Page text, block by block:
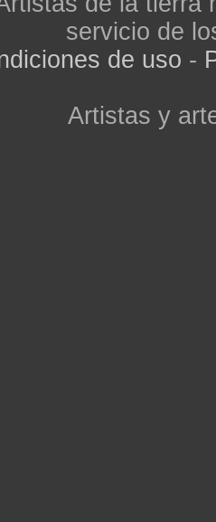
servicio de
de uso -
Artistas y